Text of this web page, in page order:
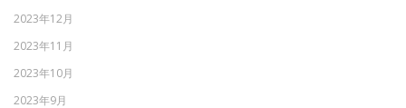
2023年12月
2023年11月
2023年10月
2023年9月